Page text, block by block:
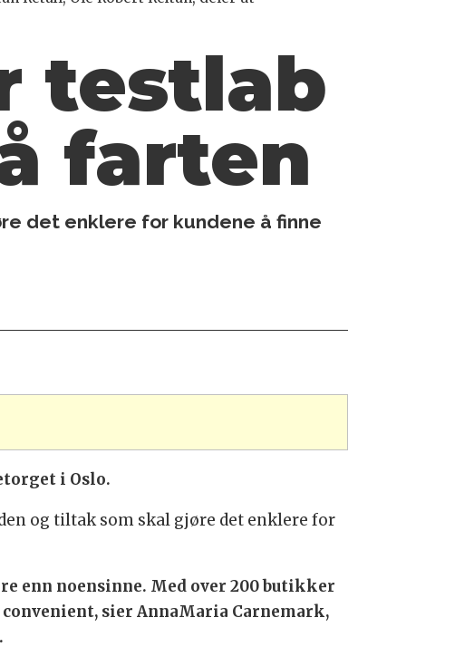
testlab
farten
det enklere for kundene å finne
i Oslo.
og tiltak som skal gjøre det enklere for
enn noensinne. Med over 200 butikker
sier AnnaMaria Carnemark,